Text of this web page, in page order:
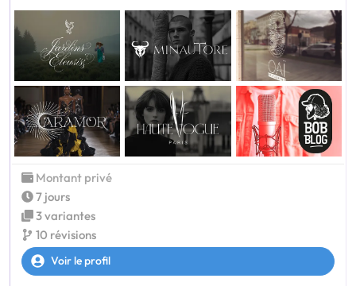
Montant privé
7 jours
3 variantes
10 révisions
Voir le profil